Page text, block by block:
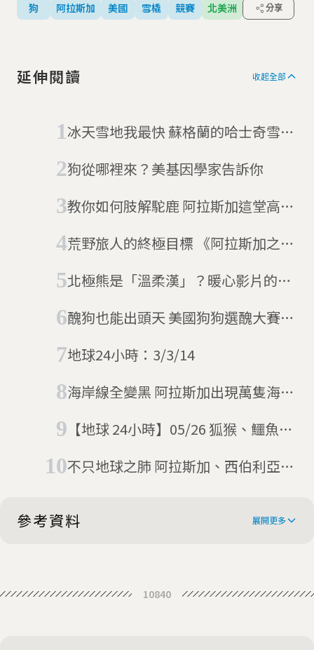
狗 阿拉斯加 美國 雪橇 競賽 北美洲 分享
延伸閱讀 收起全部
冰天雪地我最快 蘇格蘭的哈士奇雪橇
狗從哪裡來？美基因學家告訴你
教你如何肢解駝鹿 阿拉斯加這堂高中
荒野旅人的終極目標 《阿拉斯加之
北極熊是「溫柔漢」？暖心影片的殘
醜狗也能出頭天 美國狗狗選醜大賽來
地球24小時：3/3/14
海岸線全變黑 阿拉斯加出現萬隻海象
【地球 24小時】05/26 狐猴、鱷魚與
不只地球之肺 阿拉斯加、西伯利亞極
參考資料 展開更多
Iditarod, but then his dogs quit
10840